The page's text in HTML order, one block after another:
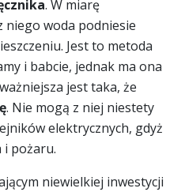
. W miarę
niego woda podniesie
Jest to metoda
i babcie, jednak ma ona
jest taka, że
. Nie mogą z niej niestety
elektrycznych, gdyż
i pożaru.
niewielkiej inwestycji